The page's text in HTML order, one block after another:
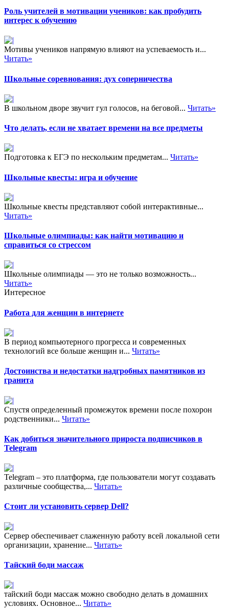
Роль учителей в мотивации учеников: как пробудить
интерес к обучению
Мотивы учеников напрямую влияют на успеваемость и...
Читать»
Школьные соревнования: дух соперничества
В школьном дворе звучит гул голосов, на беговой... Читать»
Что делать, если не хватает времени на все предметы
Подготовка к ЕГЭ по нескольким предметам... Читать»
Школьные квесты: игра и обучение
Школьные квесты представляют собой интерактивные...
Читать»
Школьные олимпиады: как найти мотивацию и
справиться со стрессом
Школьные олимпиады — это не только возможность...
Читать»
Интересное
Работа для женщин в интернете
В период компьютерного прогресса и современных
технологий все больше женщин и... Читать»
Достоинства и недостатки надгробных памятников из
гранита
Спустя определенный промежуток времени после похорон
родственники... Читать»
Как добиться значительного прироста подписчиков в
Telegram
Telegram – это платформа, где пользователи могут создавать
различные сообщества,... Читать»
Стоит ли установить сервер Dell?
Сервер обеспечивает слаженную работу всей локальной сети
организации, хранение... Читать»
Тайский боди массаж
тайский боди массаж можно свободно делать в домашних
условиях. Основное... Читать»